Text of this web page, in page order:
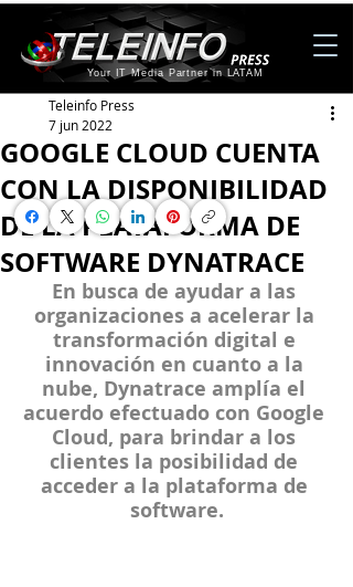
Your IT Media Partner in LATAM
GOOGLE CLOUD CUENTA
CON LA DISPONIBILIDAD
DE LA PLATAFORMA DE
SOFTWARE DYNATRACE
Teleinfo Press
7 jun 2022
En busca de ayudar a las
organizaciones a acelerar la
transformación digital e
innovación en cuanto a la
nube, Dynatrace amplía el
acuerdo efectuado con Google
Cloud, para brindar a los
clientes la posibilidad de
acceder a la plataforma de
software.